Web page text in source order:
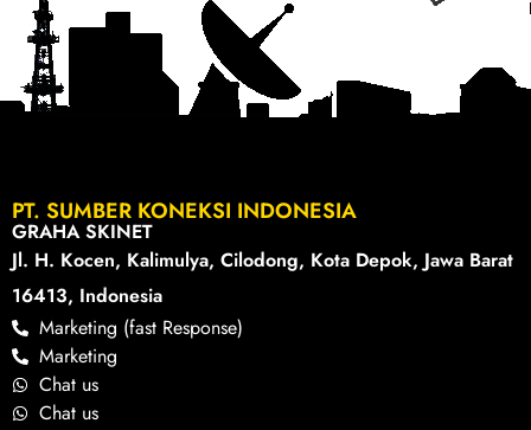
PT. SUMBER KONEKSI INDONESIA
GRAHA SKINET
Jl. H. Kocen, Kalimulya, Cilodong, Kota Depok, Jawa Barat
16413, Indonesia
Marketing (fast Response)
Marketing
Chat us
Chat us